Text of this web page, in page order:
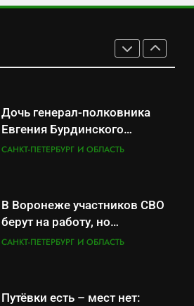
данные о складах с военной
продукцией: предприятия
обратились в СК
САНКТ-ПЕТЕРБУРГ И ОБЛАСТЬ
Дочь генерал-полковника
Евгения Бурдинского
оказывает платные услуги по
САНКТ-ПЕТЕРБУРГ И ОБЛАСТЬ
В Воронеже участников СВО
берут на работу, но
удержаться удаётся не всем
САНКТ-ПЕТЕРБУРГ И ОБЛАСТЬ
Путёвки есть – мест нет: